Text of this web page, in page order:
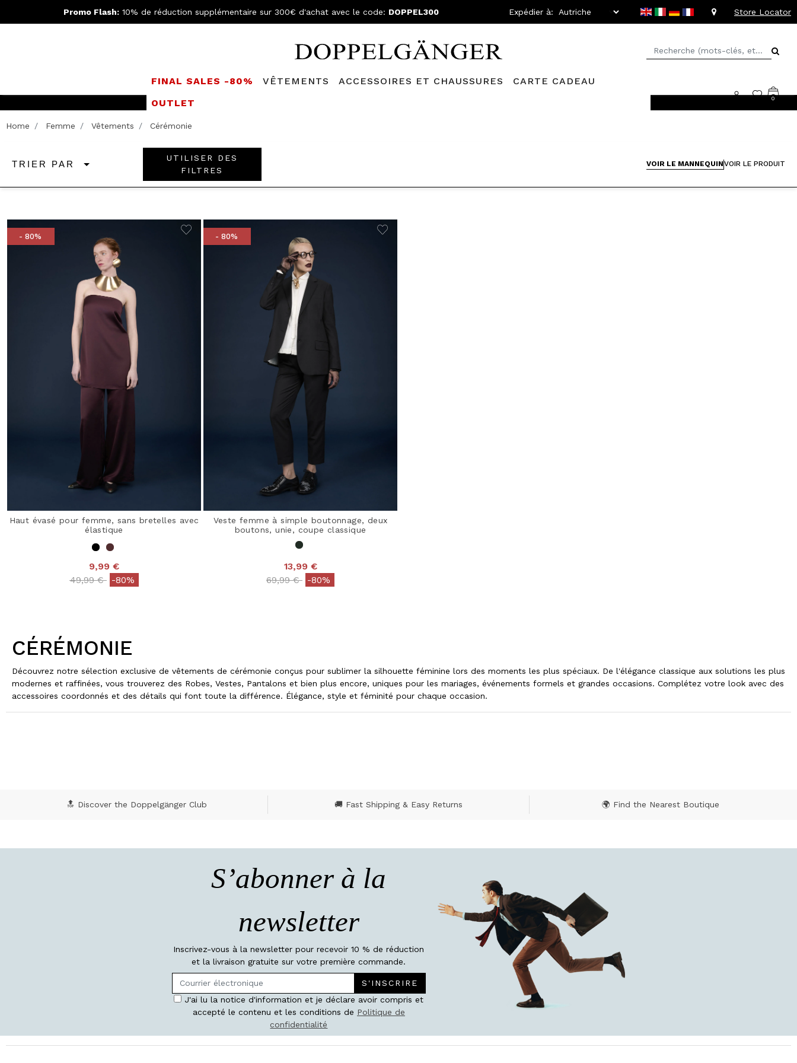
Promo Flash: 10% de réduction supplémentaire sur 300€ d'achat avec le code: DOPPEL300 Expédier à: Store Locator
FINAL SALES -80% VÊTEMENTS ACCESSOIRES ET CHAUSSURES
CARTE CADEAU
OUTLET
0
Home Femme Vêtements Cérémonie
TRIER PAR
UTILISER DES
FILTRES
VOIR LE MANNEQUINVOIR LE PRODUIT
- 80%
Haut évasé pour femme, sans bretelles avec
élastique
9,99 €
Price reduced from
49,99 €to-80%
- 80%
Veste femme à simple boutonnage, deux
boutons, unie, coupe classique
13,99 €
Price reduced from
69,99 €to-80%
CÉRÉMONIE
Découvrez notre sélection exclusive de vêtements de cérémonie conçus pour sublimer la silhouette féminine lors des moments les plus spéciaux. De l'élégance classique aux solutions les plus
modernes et raffinées, vous trouverez des Robes, Vestes, Pantalons et bien plus encore, uniques pour les mariages, événements formels et grandes occasions. Complétez votre look avec des
accessoires coordonnés et des détails qui font toute la différence. Élégance, style et féminité pour chaque occasion.
🔝 Discover the Doppelgänger Club 🚚 Fast Shipping & Easy Returns 🌍 Find the Nearest Boutique
S’abonner à la
newsletter
Inscrivez-vous à la newsletter pour recevoir 10 % de réduction
et la livraison gratuite sur votre première commande.
S'INSCRIRE
J'ai lu la notice d'information et je déclare avoir compris et
accepté le contenu et les conditions de Politique de
confidentialité